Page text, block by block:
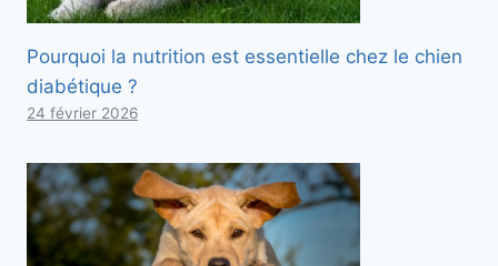
Pourquoi la nutrition est essentielle chez le chien
diabétique ?
24 février 2026